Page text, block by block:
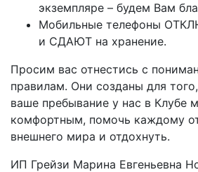
экземпляре – будем Вам
Мобильные телефоны
и СДАЮТ на хранение.
Просим вас отнестись с
правилам. Они созданы для
ваше пребывание у нас в Клубе
комфортным, помочь каждому
внешнего мира и отдохнуть.
ИП Грейзи Марина Евгеньевна